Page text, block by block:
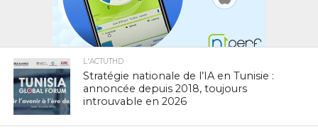
L'ACTUTHD
Stratégie nationale de l’IA en Tunisie :
annoncée depuis 2018, toujours
introuvable en 2026